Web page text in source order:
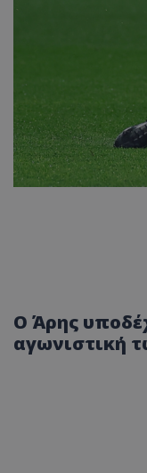
Ο Άρης
αγωνιστική